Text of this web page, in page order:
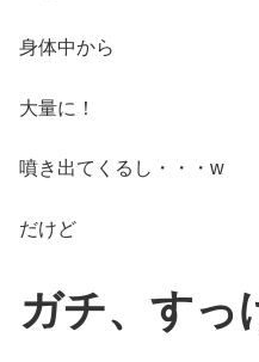
身体中から
大量に！
噴き出てくるし・・・w
だけど
ガチ、す